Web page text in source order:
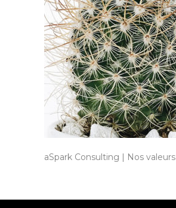
aSpark Consulting | Nos valeurs